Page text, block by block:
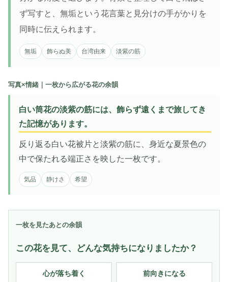
ず写すと、無垢という花言葉と見分けの手がかりを
同時に伝えられます。
無垢 飾らぬ美 台湾由来 淡紫の筋
写真×情緒｜一枚から広がる花の余韻
白い筒花の淡紫の筋には、飾らず遠くまで旅してき
た記憶があります。
反り返る白い花被片と淡紫の筋に、身近な夏景色の
中で保たれる端正さを映した一枚です。
気品 静けさ 希望
一枚を見たあとの余韻
この花を見て、どんな気持ちになりましたか？
心が落ち着く 前向きになる